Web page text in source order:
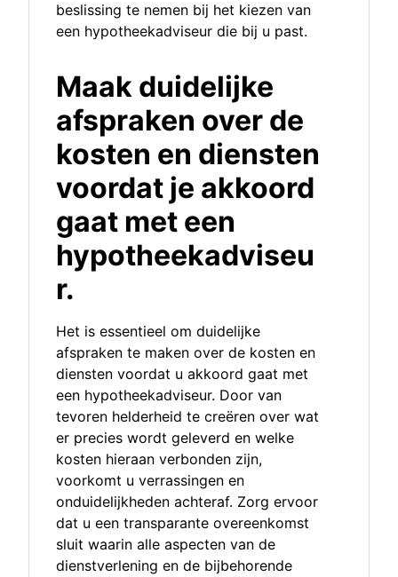
beslissing te nemen bij het kiezen van
een hypotheekadviseur die bij u past.
Maak duidelijke
afspraken over de
kosten en diensten
voordat je akkoord
gaat met een
hypotheekadviseu
r.
Het is essentieel om duidelijke
afspraken te maken over de kosten en
diensten voordat u akkoord gaat met
een hypotheekadviseur. Door van
tevoren helderheid te creëren over wat
er precies wordt geleverd en welke
kosten hieraan verbonden zijn,
voorkomt u verrassingen en
onduidelijkheden achteraf. Zorg ervoor
dat u een transparante overeenkomst
sluit waarin alle aspecten van de
dienstverlening en de bijbehorende